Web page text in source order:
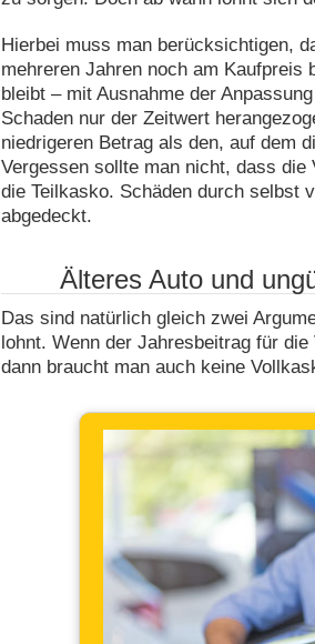
Hierbei muss man berücksichtigen,
mehreren Jahren noch am
bleibt – mit Ausnahme der
Schaden nur der Zeitwert
niedrigeren Betrag als den, auf dem
Vergessen sollte man nicht, dass
die Teilkasko. Schäden durch selbst
abgedeckt.
Älteres Auto und
Das sind natürlich gleich zwei
lohnt. Wenn der Jahresbeitrag für
dann braucht man auch keine